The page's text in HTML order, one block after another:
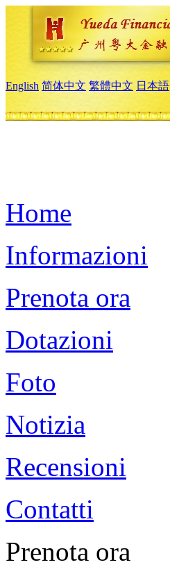
English 简体中文 繁體中文 日本語
Home
Informazioni
Prenota ora
Dotazioni
Foto
Notizia
Recensioni
Contatti
Prenota ora